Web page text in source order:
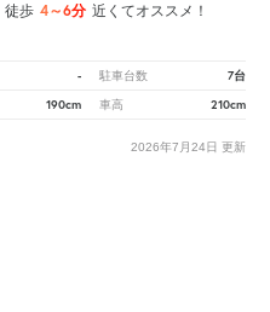
徒歩 4～6分 近くてオススメ！
- 駐車台数 7台
190cm 車高 210cm
2026年7月24日 更新